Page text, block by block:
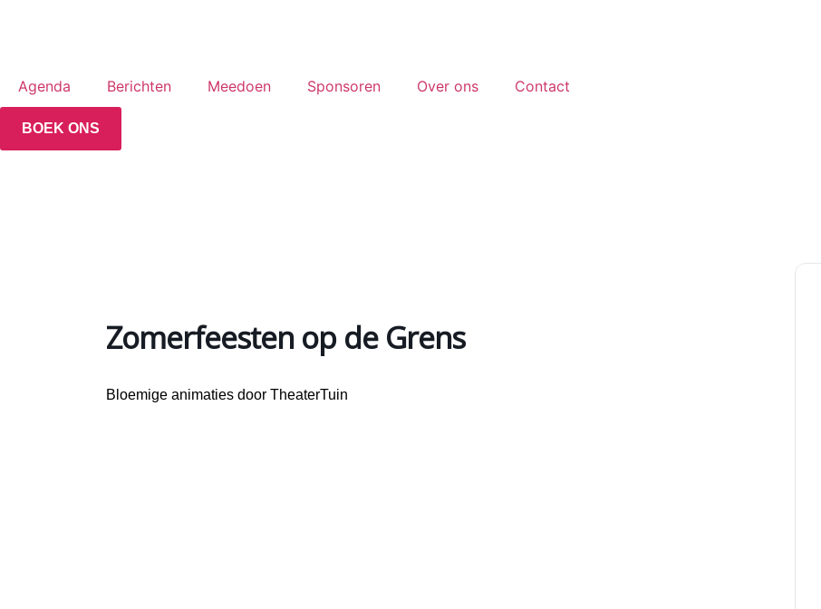
Agenda Berichten Meedoen Sponsoren Over ons Contact
BOEK ONS
Zomerfeesten op de Grens
Bloemige animaties door TheaterTuin